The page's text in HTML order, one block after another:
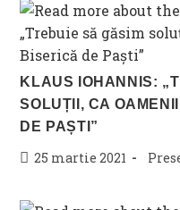
KLAUS IOHANNIS:
SOLUȚII, CA
DE PAȘTI”
Post25 martie 2021
Post